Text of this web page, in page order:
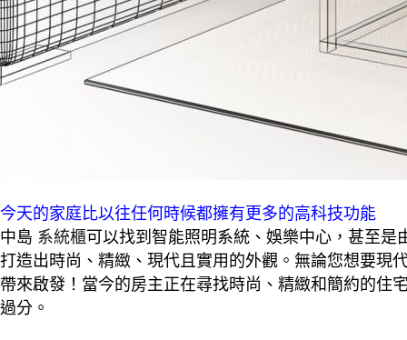
今天的家庭比以往任何時候都擁有更多的高科技功能
中島 系統櫃可以找到智能照明系統、娛樂中心，甚至
打造出時尚、精緻、現代且實用的外觀。無論您想要現
帶來啟發！當今的房主正在尋找時尚、精緻和簡約的住
過分。